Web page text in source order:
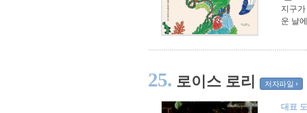
지구
운 날
25. 로이스 로리 저자파일
대표